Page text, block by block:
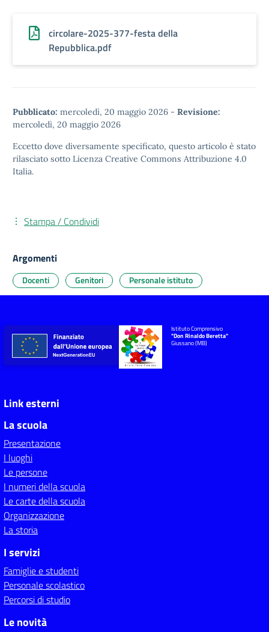
circolare-2025-377-festa della
Repubblica.pdf
Pubblicato: mercoledì, 20 maggio 2026 - Revisione:
mercoledì, 20 maggio 2026
Eccetto dove diversamente specificato, questo articolo è stato
rilasciato sotto Licenza Creative Commons Attribuzione 4.0
Italia.
Stampa / Condividi
Argomenti
Docenti Genitori Personale istituto
Istituto Comprensivo
"Don Rinaldo Beretta"
Giussano (MB)
Link esterni
La scuola
Presentazione
I luoghi
Le persone
I numeri della scuola
Le carte della scuola
Organizzazione
La storia
I servizi
Famiglie e studenti
Personale scolastico
Percorsi di studio
Le novità